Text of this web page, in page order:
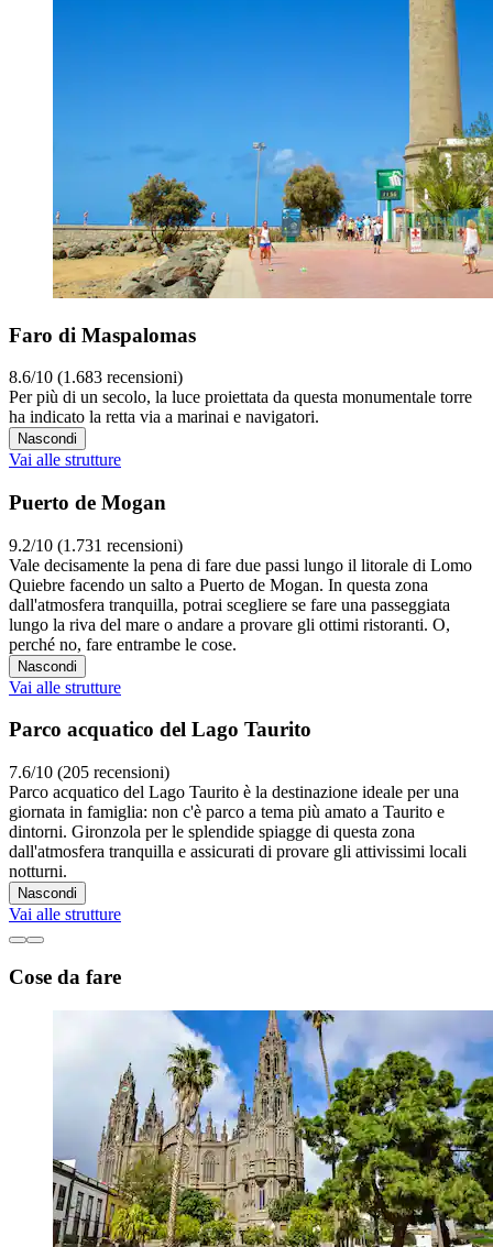
Faro di Maspalomas
8.6/10 (1.683 recensioni)
Per più di un secolo, la luce proiettata da questa monumentale torre
ha indicato la retta via a marinai e navigatori.
Nascondi
Vai alle strutture
Puerto de Mogan
9.2/10 (1.731 recensioni)
Vale decisamente la pena di fare due passi lungo il litorale di Lomo
Quiebre facendo un salto a Puerto de Mogan. In questa zona
dall'atmosfera tranquilla, potrai scegliere se fare una passeggiata
lungo la riva del mare o andare a provare gli ottimi ristoranti. O,
perché no, fare entrambe le cose.
Nascondi
Vai alle strutture
Parco acquatico del Lago Taurito
7.6/10 (205 recensioni)
Parco acquatico del Lago Taurito è la destinazione ideale per una
giornata in famiglia: non c'è parco a tema più amato a Taurito e
dintorni. Gironzola per le splendide spiagge di questa zona
dall'atmosfera tranquilla e assicurati di provare gli attivissimi locali
notturni.
Nascondi
Vai alle strutture
Cose da fare